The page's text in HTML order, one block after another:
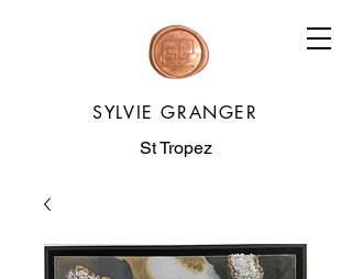
SYLVIE GRANGER
St Tropez